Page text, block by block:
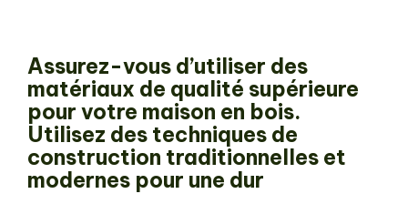
Assurez-vous d’utiliser des
matériaux de qualité supérieure
pour votre maison en bois.
Utilisez des techniques de
construction traditionnelles et
modernes pour une dur